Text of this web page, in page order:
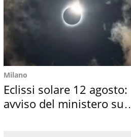
Milano
Eclissi solare 12 agosto:
avviso del ministero su